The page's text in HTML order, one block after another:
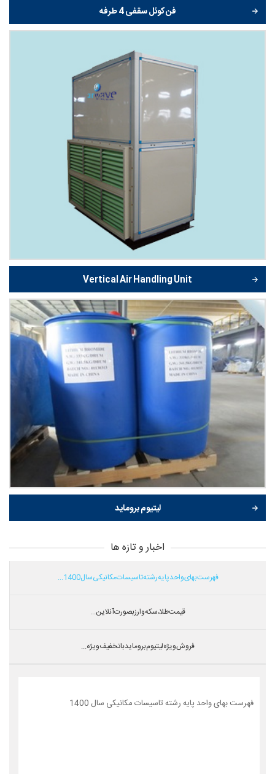
فن کوئل سقفی 4 طرفه
Vertical Air Handling Unit
لیتیوم بروماید
اخبار و تازه ها
فهرست بهای واحد پایه رشته تاسیسات مکانیکی سال 1400...
قیمت طلا،سکه و ارز بصورت آنلاین...
فروش ویژه لیتیوم بروماید با تخفیف ویژه...
فهرست بهای واحد پایه رشته تاسیسات مکانیکی سال 1400